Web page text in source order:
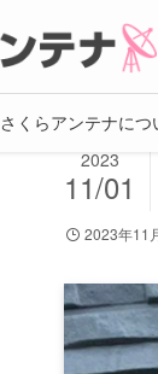
さくらアンテナにつ
2023
11/01
2023年11